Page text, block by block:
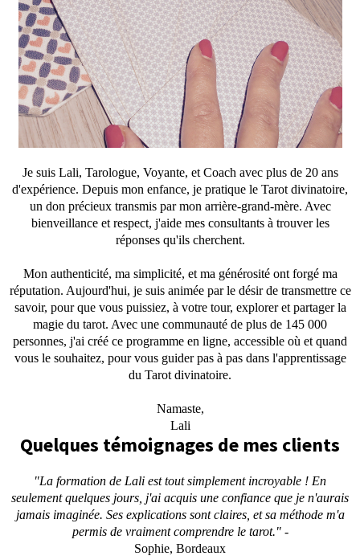
Je suis Lali, Tarologue, Voyante, et Coach avec plus de 20 ans
d'expérience. Depuis mon enfance, je pratique le Tarot divinatoire,
un don précieux transmis par mon arrière-grand-mère. Avec
bienveillance et respect, j'aide mes consultants à trouver les
réponses qu'ils cherchent.
Mon authenticité, ma simplicité, et ma générosité ont forgé ma
réputation. Aujourd'hui, je suis animée par le désir de transmettre ce
savoir, pour que vous puissiez, à votre tour, explorer et partager la
magie du tarot. Avec une communauté de plus de 145 000
personnes, j'ai créé ce programme en ligne, accessible où et quand
vous le souhaitez, pour vous guider pas à pas dans l'apprentissage
du Tarot divinatoire.
Namaste,
Lali
Quelques témoignages de mes clients
"La formation de Lali est tout simplement incroyable ! En
seulement quelques jours, j'ai acquis une confiance que je n'aurais
jamais imaginée. Ses explications sont claires, et sa méthode m'a
permis de vraiment comprendre le tarot."-
Sophie, Bordeaux